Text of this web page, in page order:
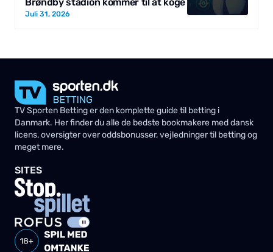
Juli 31, 2026
TV Sporten Betting er den komplette guide til betting i
Danmark. Her finder du alle de bedste bookmakere med dansk
licens, oversigter over oddsbonusser, vejledninger til betting og
meget mere.
SITES